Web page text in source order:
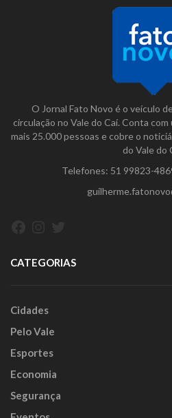
O Jornal Fato Novo é o veículo
circulação no Vale do Caí. Conta
mais 25.000 pessoas e cobre o
do Vale do
Telefones: 51 99823-
CATEGORIAS
Cidades
Pelo Vale
Esportes
Economia
Segurança